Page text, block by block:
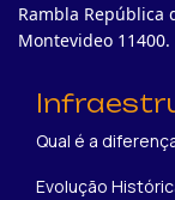
Rambla República
Montevideo
Qual é a
Evolução